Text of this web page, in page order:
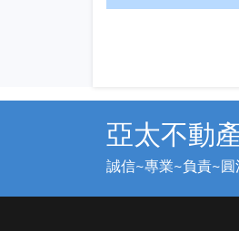
亞太不動
誠信~專業~負責~